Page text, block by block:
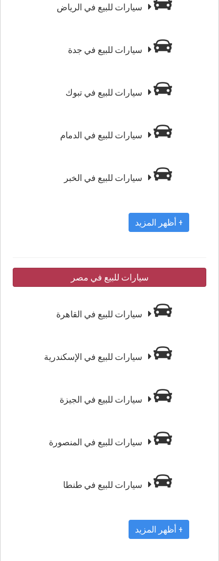
سيارات للبيع في الرياض
سيارات للبيع في جدة
سيارات للبيع في تبوك
سيارات للبيع في الدمام
سيارات للبيع في الخبر
+ أظهر المزيد
سيارات للبيع في مصر
سيارات للبيع في القاهرة
سيارات للبيع في الإسكندرية
سيارات للبيع في الجيزة
سيارات للبيع في المنصورة
سيارات للبيع في طنطا
+ أظهر المزيد